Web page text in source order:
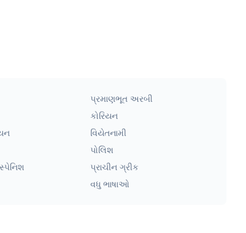
પ્રમાણભૂત અરબી
કોરિયન
વિયેતનામી
પોલિશ
પ્રાચીન ગ્રીક
વધુ ભાષાઓ